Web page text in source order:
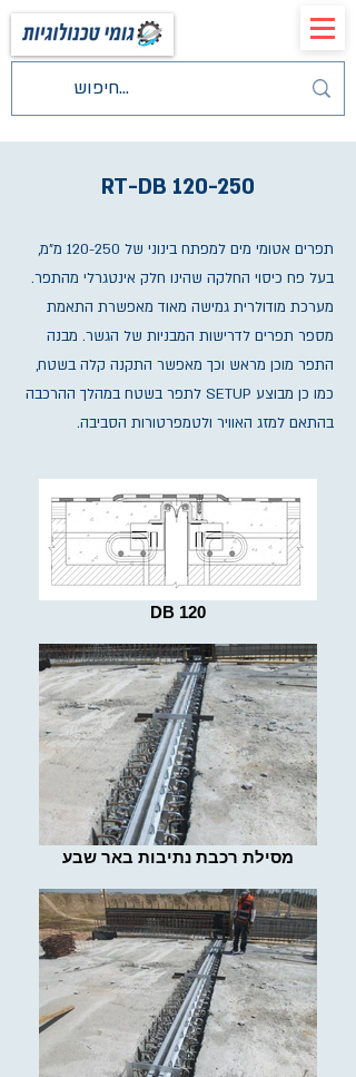
RT-DB 120-250
תפרים אטומי מים למפתח בינוני של 120-250 מ"מ,
בעל פח כיסוי החלקה שהינו חלק אינטגרלי מהתפר.
מערכת מודולרית גמישה מאוד מאפשרת התאמת
מספר תפרים לדרישות המבניות של הגשר. מבנה
התפר מוכן מראש וכך מאפשר התקנה קלה בשטח,
כמו כן מבוצע SETUP לתפר בשטח במהלך ההרכבה
בהתאם למזג האוויר ולטמפרטורות הסביבה.
DB 120
מסילת רכבת נתיבות באר שבע